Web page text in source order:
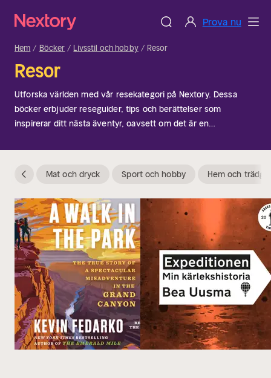
Prova nu
Hem Böcker Livsstil och hobby Resor
Resor
Utforska världen med vår resekategori på Nextory. Dessa
böcker erbjuder reseguider, tips och berättelser som
inspirerar ditt nästa äventyr, oavsett om det är en
älskar att upptäcka nya platser och kulturer. Oavsett om du
den här kategorin allt du behöver för att förverkliga dina
resedrömmar.
Mat och dryck Sport och hobby Hem och